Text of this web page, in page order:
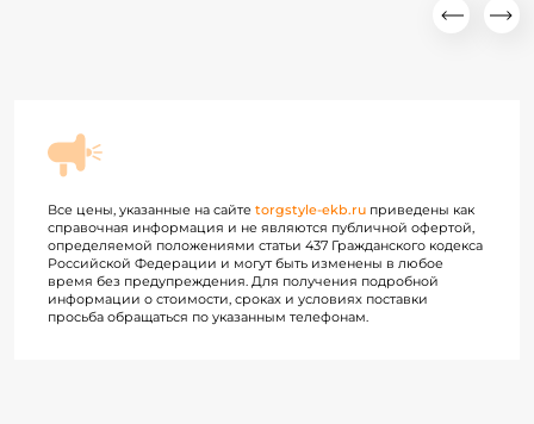
Все цены, указанные на сайте torgstyle-ekb.ru приведены как
справочная информация и не являются публичной офертой,
определяемой положениями статьи 437 Гражданского кодекса
Российской Федерации и могут быть изменены в любое
время без предупреждения. Для получения подробной
информации о стоимости, сроках и условиях поставки
просьба обращаться по указанным телефонам.